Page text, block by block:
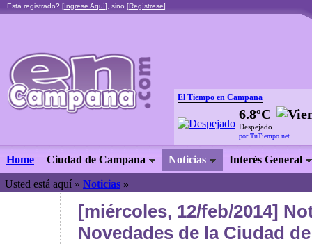
Está registrado? [Ingrese Aquí], sino [Regístrese]
El Tiempo en Campana
6.8ºC
Despejado
por TuTiempo.net
Home Ciudad de Campana Noticias Interés General
Usted está aquí » Noticias »
[miércoles, 12/feb/2014]
Novedades de la Ciudad